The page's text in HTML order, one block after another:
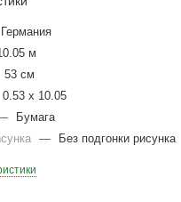
Германия
м
53 см
0.53 x 10.05
Бумага
— Без подгонки рисунка